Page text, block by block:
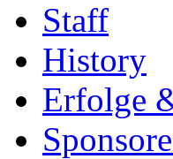
Staff
History
Erfolge